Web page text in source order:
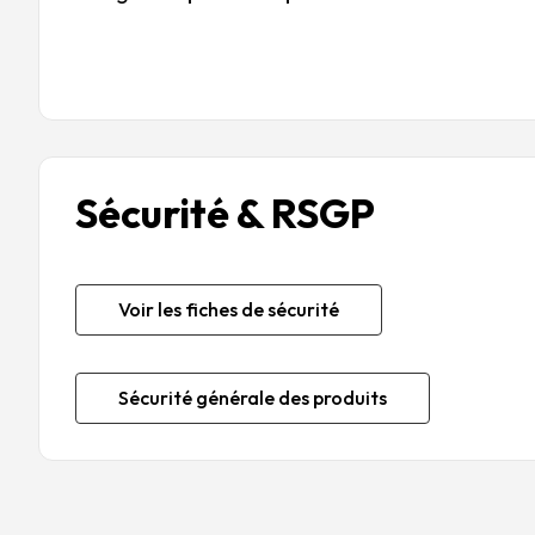
Sécurité & RSGP
Voir les fiches de sécurité
Sécurité générale des produits